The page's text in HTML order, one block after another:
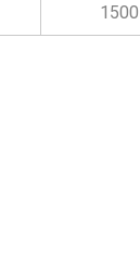
1500